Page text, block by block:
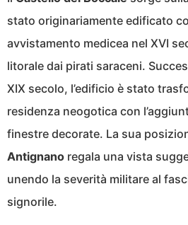
stato originariamente edificato
avvistamento medicea nel XVI
litorale dai pirati saraceni.
XIX secolo, l’edificio è stato
residenza neogotica con
finestre decorate. La sua
Antignano regala una vista
unendo la severità militare al
signorile.